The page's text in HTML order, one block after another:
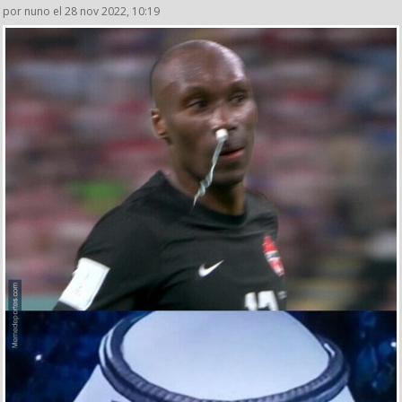
por nuno el 28 nov 2022, 10:19